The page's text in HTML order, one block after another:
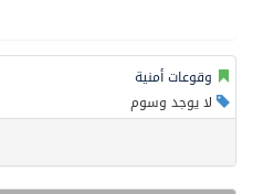
وقوعات أمنية
لا يوجد وسوم